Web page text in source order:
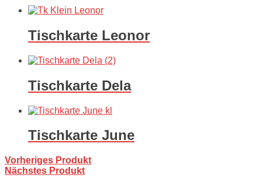
Tischkarte Leonor
Tischkarte Dela
Tischkarte June
Vorheriges Produkt
Nächstes Produkt